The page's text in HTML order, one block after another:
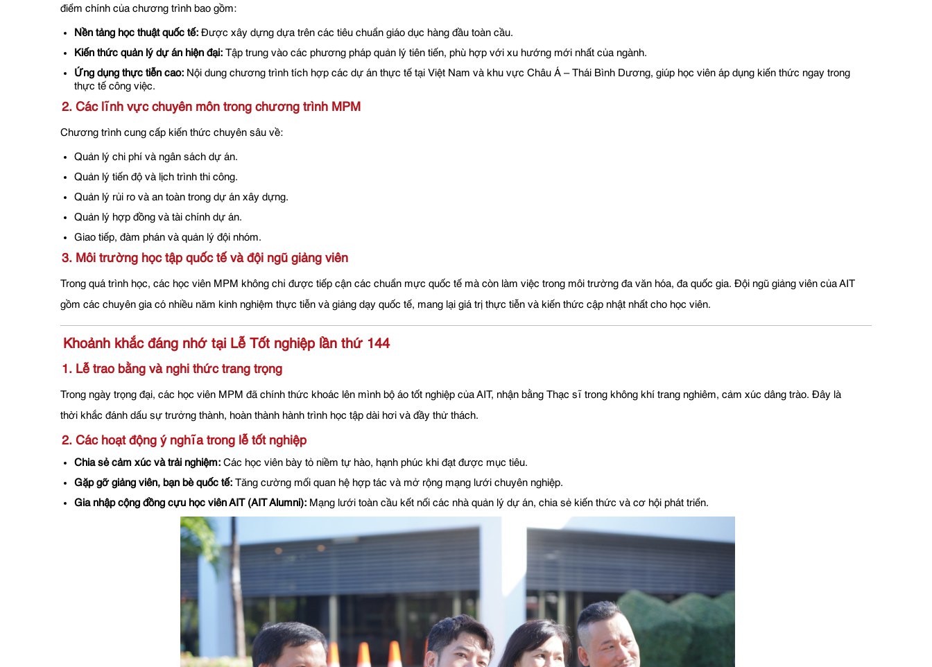
điểm chính của chương trình bao gồm:
Nền tảng học thuật quốc tế: Được xây dựng dựa trên các tiêu chuẩn giáo dục hàng đầu toàn cầu.
Kiến thức quản lý dự án hiện đại: Tập trung vào các phương pháp quản lý tiên tiến, phù hợp với xu hướng mới nhất của ngành.
Ứng dụng thực tiễn cao: Nội dung chương trình tích hợp các dự án thực tế tại Việt Nam và khu vực Châu Á – Thái Bình Dương, giúp học viên áp dụng kiến thức ngay trong
thực tế công việc.
2. Các lĩnh vực chuyên môn trong chương trình MPM
Chương trình cung cấp kiến thức chuyên sâu về:
Quản lý chi phí và ngân sách dự án.
Quản lý tiến độ và lịch trình thi công.
Quản lý rủi ro và an toàn trong dự án xây dựng.
Quản lý hợp đồng và tài chính dự án.
Giao tiếp, đàm phán và quản lý đội nhóm.
3. Môi trường học tập quốc tế và đội ngũ giảng viên
Trong quá trình học, các học viên MPM không chỉ được tiếp cận các chuẩn mực quốc tế mà còn làm việc trong môi trường đa văn hóa, đa quốc gia. Đội ngũ giảng viên của AIT
gồm các chuyên gia có nhiều năm kinh nghiệm thực tiễn và giảng dạy quốc tế, mang lại giá trị thực tiễn và kiến thức cập nhật nhất cho học viên.
Khoảnh khắc đáng nhớ tại Lễ Tốt nghiệp lần thứ 144
1. Lễ trao bằng và nghi thức trang trọng
Trong ngày trọng đại, các học viên MPM đã chính thức khoác lên mình bộ áo tốt nghiệp của AIT, nhận bằng Thạc sĩ trong không khí trang nghiêm, cảm xúc dâng trào. Đây là
thời khắc đánh dấu sự trưởng thành, hoàn thành hành trình học tập dài hơi và đầy thử thách.
2. Các hoạt động ý nghĩa trong lễ tốt nghiệp
Chia sẻ cảm xúc và trải nghiệm: Các học viên bày tỏ niềm tự hào, hạnh phúc khi đạt được mục tiêu.
Gặp gỡ giảng viên, bạn bè quốc tế: Tăng cường mối quan hệ hợp tác và mở rộng mạng lưới chuyên nghiệp.
Gia nhập cộng đồng cựu học viên AIT (AIT Alumni): Mạng lưới toàn cầu kết nối các nhà quản lý dự án, chia sẻ kiến thức và cơ hội phát triển.